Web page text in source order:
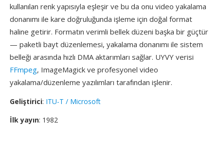
kullanılan renk yapısıyla eşleşir ve bu da onu video yakalama
donanımı ile kare doğruluğunda işleme için doğal format
haline getirir. Formatın verimli bellek düzeni başka bir güçtür
— paketli bayt düzenlemesi, yakalama donanımı ile sistem
belleği arasında hızlı DMA aktarımları sağlar. UYVY verisi
FFmpeg, ImageMagick ve profesyonel video
yakalama/düzenleme yazılımları tarafından işlenir.
Geliştirici: ITU-T / Microsoft
İlk yayın: 1982